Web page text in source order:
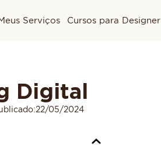
Serviços Cursos para Designer
Digital
22/05/2024